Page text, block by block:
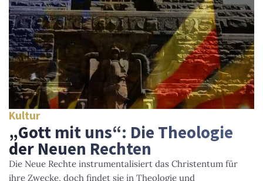
Kultur
„Gott mit uns“: Die Theologie
der Neuen Rechten
Die Neue Rechte instrumentalisiert das Christentum für
ihre Zwecke, doch findet sie in Theologie und